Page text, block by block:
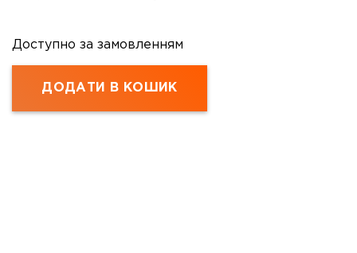
Доступно за замовленням
ДОДАТИ В КОШИК